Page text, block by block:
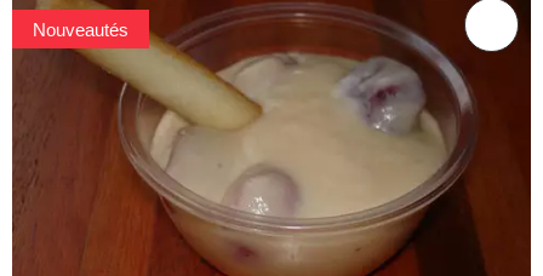
Nouveautés